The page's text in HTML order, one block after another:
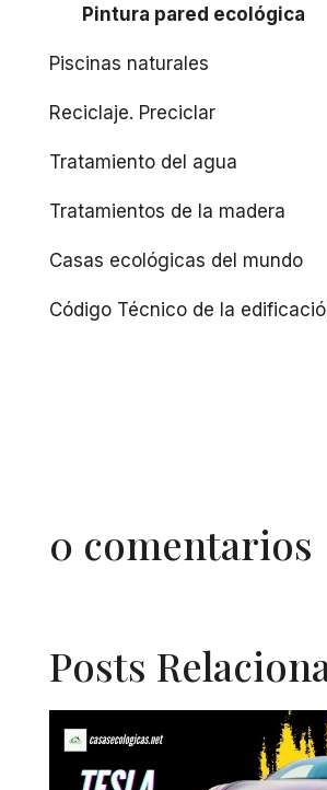
Pintura pared ecológica
Piscinas naturales
Reciclaje. Preciclar
Tratamiento del agua
Tratamientos de la madera
Casas ecológicas del mundo
Código Técnico de la
0 comentarios
Posts